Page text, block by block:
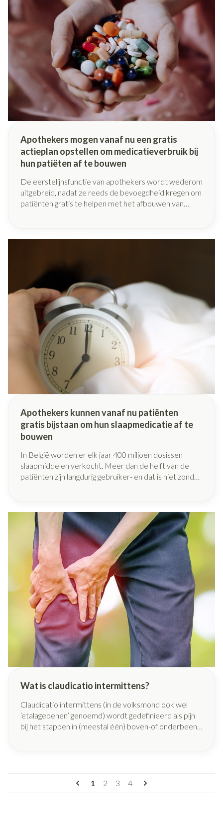
Apothekers mogen vanaf nu een gratis
actieplan opstellen om medicatieverbruik bij
hun patiëten af te bouwen
De eerstelijnsfunctie van apothekers wordt wederom
uitgebreid, nadat ze reeds de bevoegdheid kregen om
patiënten gratis te helpen met het afbouwen van
toegankelijker én haalt meteen ook de druk van de
schouders van overbezette huisartsen.
Apothekers kunnen vanaf nu patiënten
gratis bijstaan om hun slaapmedicatie af te
bouwen
In België worden er elk jaar 400 miljoen dosissen
slaapmiddelen verkocht. Meer dan de helft van de
patiënten zijn langdurig gebruiker- en dat is niet zonder
huisarts, kunnen begeleiden om hun afhankelijkheid
van dergelijke medicatie af te bouwen.
Wat is claudicatio intermittens?
Claudicatio intermittens (in de volksmond ook wel
‘etalagebenen’ genoemd) wordt gedefinieerd als pijn
bij het stappen in (meestal één) boven-of onderbeen
U lees momenteel pagina
1 Pagina
2 Pagina
3 Pagina
4